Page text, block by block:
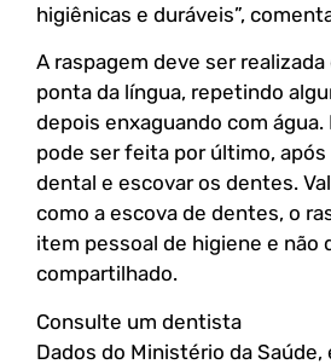
higiênicas e duráveis”,
A raspagem deve ser
ponta da língua, repetindo
depois enxaguando com água.
pode ser feita por último, após
dental e escovar os dentes.
como a escova de dentes, o
item pessoal de higiene e não
compartilhado.
Consulte um dentista
Dados do Ministério da Saúde,